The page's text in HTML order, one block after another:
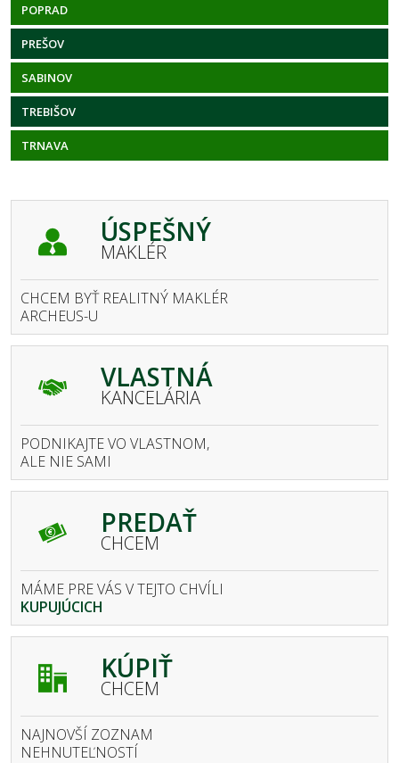
POPRAD
PREŠOV
SABINOV
TREBIŠOV
TRNAVA
ÚSPEŠNÝ
MAKLÉR
CHCEM BYŤ REALITNÝ MAKLÉR
ARCHEUS-U
VLASTNÁ
KANCELÁRIA
PODNIKAJTE VO VLASTNOM,
ALE NIE SAMI
PREDAŤ
CHCEM
MÁME PRE VÁS V TEJTO CHVÍLI
KUPUJÚCICH
KÚPIŤ
CHCEM
NAJNOVŠÍ ZOZNAM
NEHNUTEĽNOSTÍ